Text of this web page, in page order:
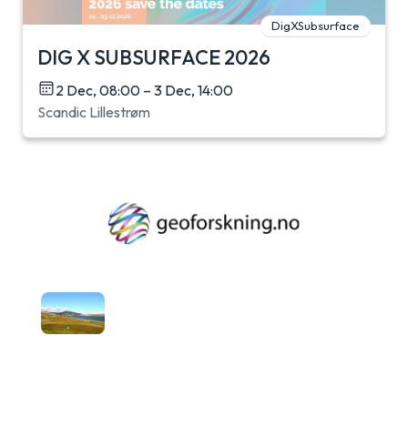
DigXSubsurface
DIG X SUBSURFACE 2026
2 Dec, 08:00 – 3 Dec, 14:00
Scandic Lillestrøm